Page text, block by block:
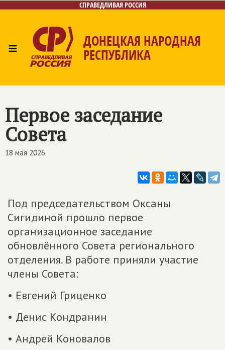
СПРАВЕДЛИВАЯ РОССИЯ
≡ ДОНЕЦКАЯ НАРОДНАЯ
РЕСПУБЛИКА
Первое заседание
Совета
18 мая 2026
Под председательством Оксаны
Сигидиной прошло первое
организационное заседание
обновлённого Совета регионального
отделения. В работе приняли участие
члены Совета:
• Евгений Гриценко
• Денис Кондранин
• Андрей Коновалов